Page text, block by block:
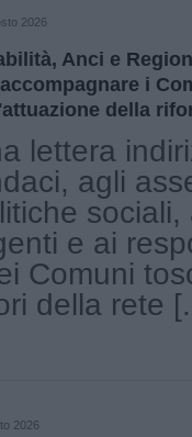
2026
Anci e
i
della
lettera
agli
sociali,
e ai
Comuni
della rete
2026